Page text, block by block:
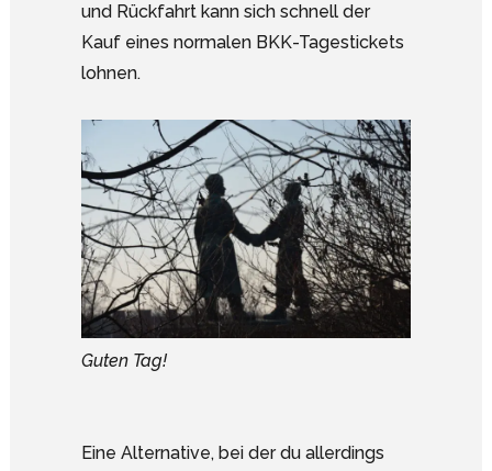
und Rückfahrt kann sich schnell der
Kauf eines normalen BKK-Tagestickets
lohnen.
Guten Tag!
Eine Alternative, bei der du allerdings